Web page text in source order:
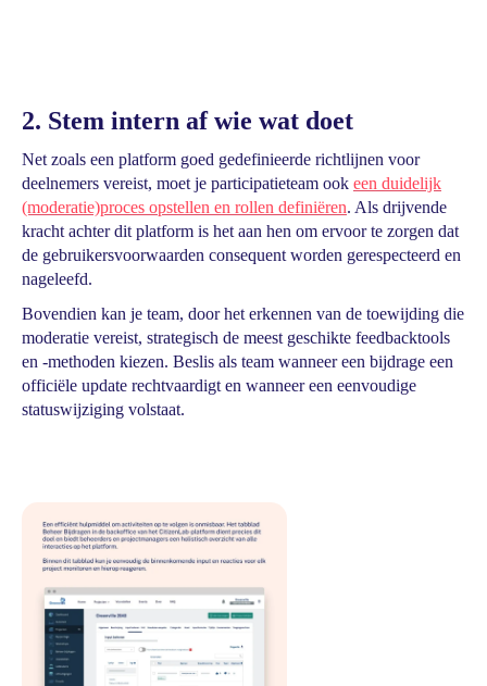
2. Stem intern af wie wat doet
Net zoals een platform goed gedefinieerde richtlijnen voor
deelnemers vereist, moet je participatieteam ook een duidelijk
(moderatie)proces opstellen en rollen definiëren. Als drijvende
kracht achter dit platform is het aan hen om ervoor te zorgen dat
de gebruikersvoorwaarden consequent worden gerespecteerd en
nageleefd.
Bovendien kan je team, door het erkennen van de toewijding die
moderatie vereist, strategisch de meest geschikte feedbacktools
en -methoden kiezen. Beslis als team wanneer een bijdrage een
officiële update rechtvaardigt en wanneer een eenvoudige
statuswijziging volstaat.